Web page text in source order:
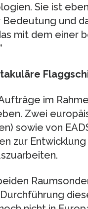
Sie ist
und
mit dem einer
im
Zwei
sowie von
zur